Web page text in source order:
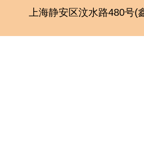
上海静安区汶水路480号(